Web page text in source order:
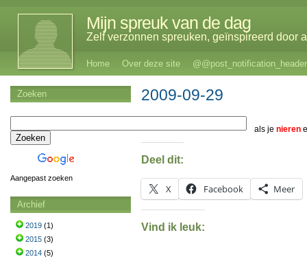
Mijn spreuk van de dag
Zelf verzonnen spreuken, geïnspireerd door
Home Over deze site @@post_notification_header
2009-09-29
als jenieren
Deel dit:
X Facebook Meer
Vind ik leuk:
Zoeken
Aangepast zoeken
Archief
2019 (1)
2015 (3)
2014 (5)